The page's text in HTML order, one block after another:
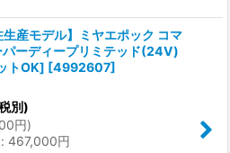
生産モデル】ミヤエポック コマ
ーディープリミテッド(24V)
トOK] [4992607]
別)
円)
: 467,000円